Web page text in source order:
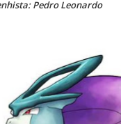
Pedro Leonardo